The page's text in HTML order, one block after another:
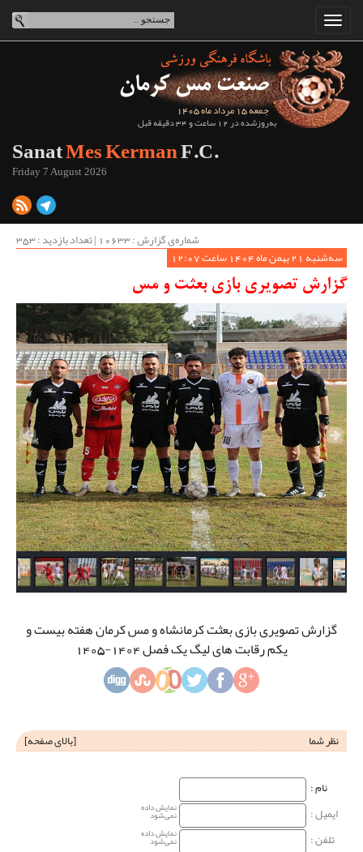
جمعه 15 مرداد ماه 1405
به‌روزشده در 12 ساعت و 34 دقیقه قبل
SanatMes KermanF.C.
Friday 7 August 2026
شماره‌ی گزارش : ‌10633 | تعداد بازدید : 353
سه‌شنبه 21 بهمن ماه 1404 ساعت 12:07
گزارش تصویری بازی بعثت و مس
گزارش تصویری بازی بعثت کرمانشاه و مس کرمان هفته بیست و
یکم رقابت های لیگ یک فصل 1404-1405
نظر شما [بالای صفحه]
نام‌ :
ایمیل :
نمایش داده
نمی‌شود
تلفن : نمایش داده
نمی‌شود